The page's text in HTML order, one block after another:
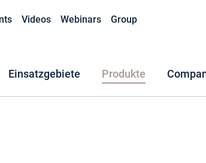
Videos Webinars Group
Einsatzgebiete Produkte